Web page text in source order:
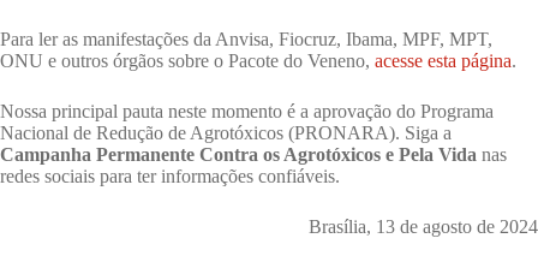
Para ler as manifestações da Anvisa, Fiocruz, Ibama, MPF, MPT,
ONU e outros órgãos sobre o Pacote do Veneno, acesse esta página.
Nossa principal pauta neste momento é a aprovação do Programa
Nacional de Redução de Agrotóxicos (PRONARA). Siga a
Campanha Permanente Contra os Agrotóxicos e Pela Vida nas
redes sociais para ter informações confiáveis.
Brasília, 13 de agosto de 2024